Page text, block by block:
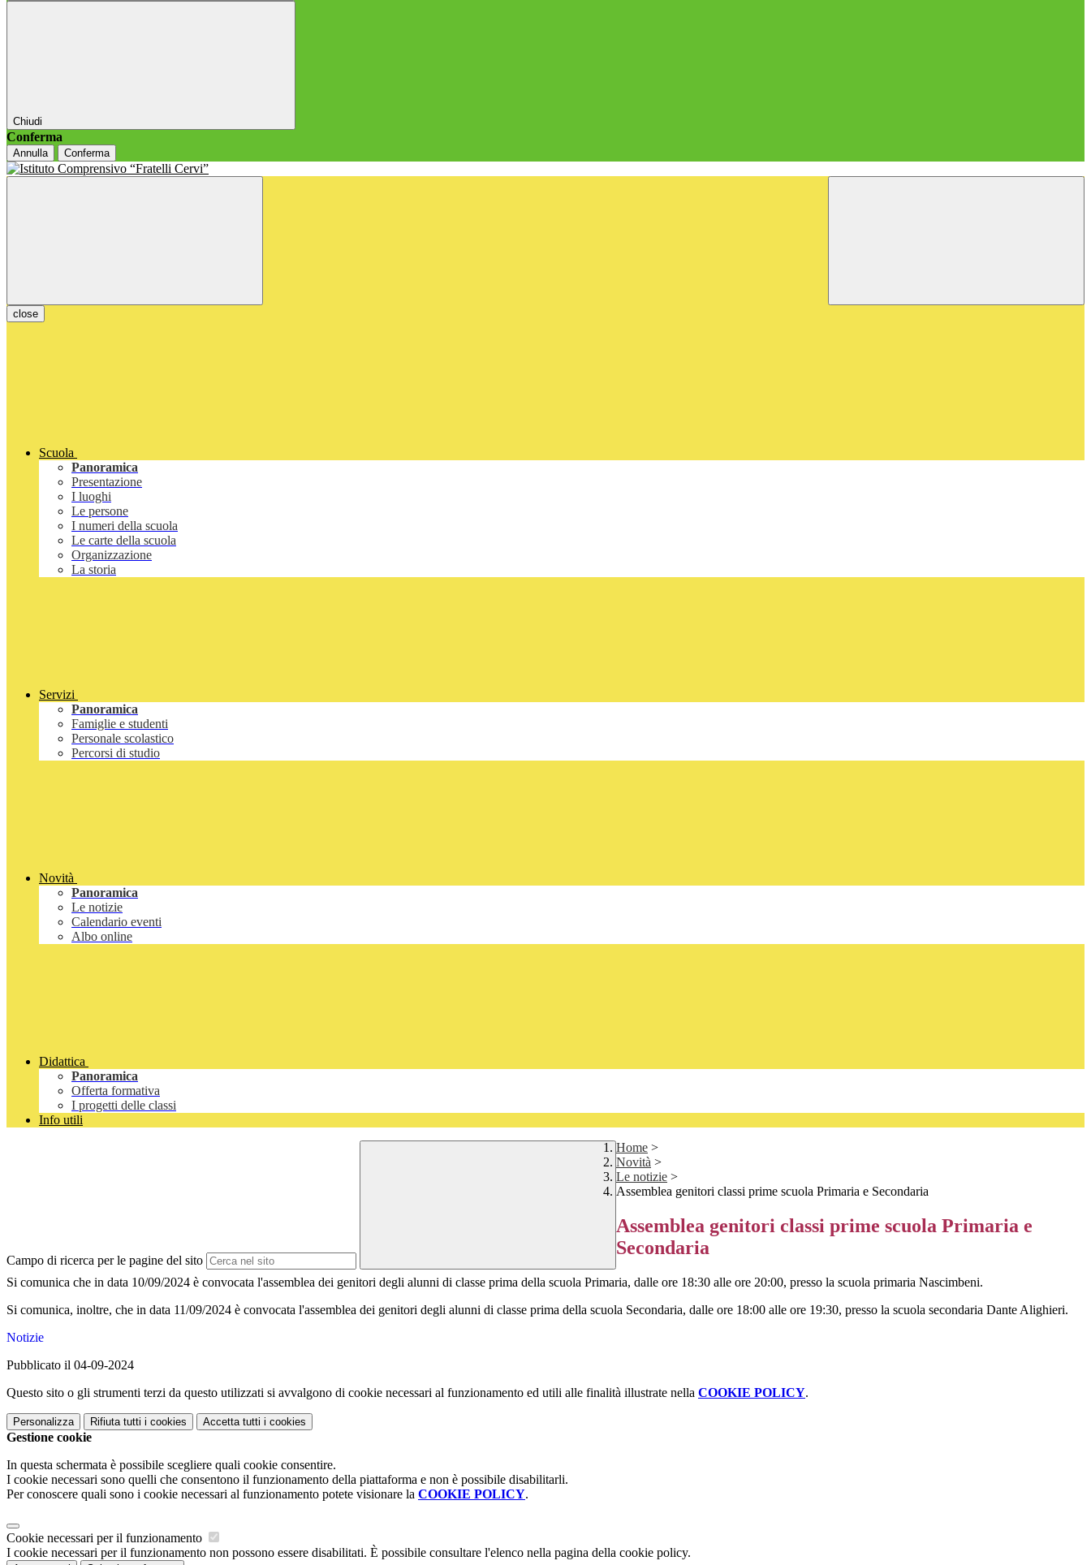
Chiudi
Conferma
Annulla Conferma
close
Scuola
Panoramica
Presentazione
I luoghi
Le persone
I numeri della scuola
Le carte della scuola
Organizzazione
La storia
Servizi
Panoramica
Famiglie e studenti
Personale scolastico
Percorsi di studio
Novità
Panoramica
Le notizie
Calendario eventi
Albo online
Didattica
Panoramica
Offerta formativa
I progetti delle classi
Info utili
Campo di ricerca per le pagine del sito
Home >
Novità >
Le notizie >
Assemblea genitori classi prime scuola Primaria e Secondaria
Assemblea genitori classi prime scuola Primaria e
Secondaria
Si comunica che in data 10/09/2024 è convocata l'assemblea dei genitori degli alunni di classe prima della scuola Primaria, dalle ore 18:30 alle ore 20:00, presso la scuola primaria Nascimbeni.
Si comunica, inoltre, che in data 11/09/2024 è convocata l'assemblea dei genitori degli alunni di classe prima della scuola Secondaria, dalle ore 18:00 alle ore 19:30, presso la scuola secondaria Dante Alighieri.
Notizie
Pubblicato il 04-09-2024
Questo sito o gli strumenti terzi da questo utilizzati si avvalgono di cookie necessari al funzionamento ed utili alle finalità illustrate nella COOKIE POLICY.
Personalizza Rifiuta tutti i cookies Accetta tutti i cookies
Gestione cookie
In questa schermata è possibile scegliere quali cookie consentire.
I cookie necessari sono quelli che consentono il funzionamento della piattaforma e non è possibile disabilitarli.
Per conoscere quali sono i cookie necessari al funzionamento potete visionare la COOKIE POLICY.
Cookie necessari per il funzionamento
I cookie necessari per il funzionamento non possono essere disabilitati. È possibile consultare l'elenco nella pagina della cookie policy.